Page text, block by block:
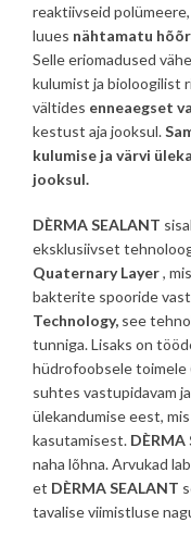
reaktiivseid
luues nähtamatu
Selle eriomadused
kulumist ja bioloogilist
vältides enneaegset
kestust aja jooksul.
kulumise ja värvi
jooksul.
DÈRMA SEALANT
eksklusiivset
Quaternary Layer,
bakterite spooride
Technology, see
tunniga. Lisaks on
hüdrofoobsele toimele
suhtes vastupidavam
ülekandumise eest,
kasutamisest. DÈRMA
naha lõhna. Arvukad
et DÈRMA SEALANT
tavalise viimistluse